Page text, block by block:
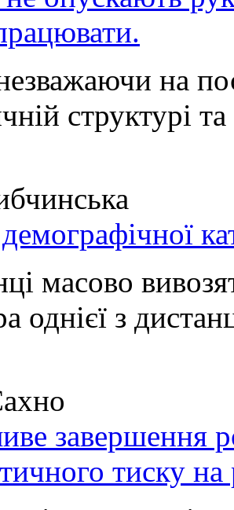
на
структурі
масово
однієї з
завершення
тиску